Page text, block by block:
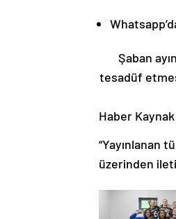
Şaban
tesadüf
Haber Kaynak
“Yayınlanan
üzerinden